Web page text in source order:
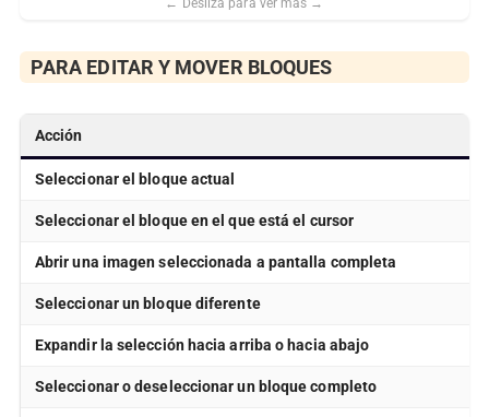
PARA EDITAR Y MOVER BLOQUES
Acción
Seleccionar el bloque actual
Seleccionar el bloque en el que está el cursor
Abrir una imagen seleccionada a pantalla completa
Seleccionar un bloque diferente
Expandir la selección hacia arriba o hacia abajo
Seleccionar o deseleccionar un bloque completo